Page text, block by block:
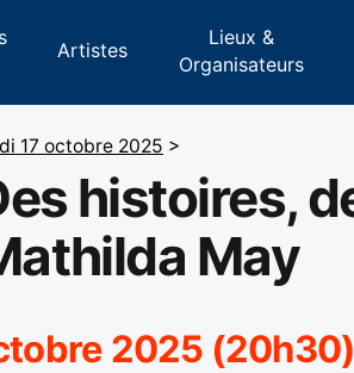
Artistes
Lieux &
Organisateurs
17 octobre 2025 >
histoires,
May
2025 (20h30)